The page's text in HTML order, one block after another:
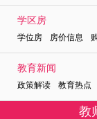
学区房
学位房 房价信息
教育新闻
政策解读 教育热点
教